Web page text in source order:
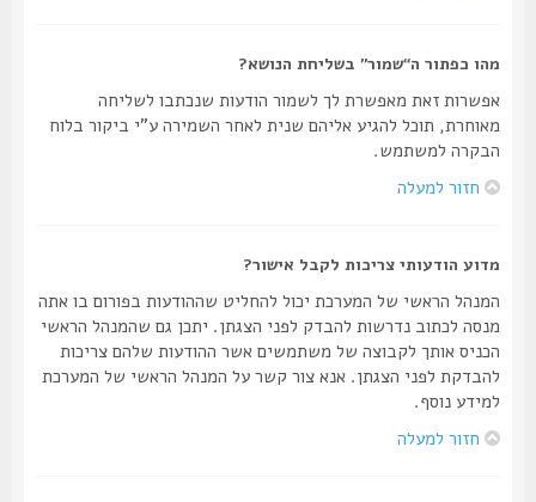
מהו כפתור ה“שמור” בשליחת הנושא?
אפשרות זאת מאפשרת לך לשמור הודעות שנכתבו לשליחה
מאוחרת, תוכל להגיע אליהם שנית לאחר השמירה ע"י ביקור בלוח
הבקרה למשתמש.
חזור למעלה
מדוע הודעותי צריכות לקבל אישור?
המנהל הראשי של המערכת יכול להחליט שההודעות בפורום בו אתה
מנסה לכתוב נדרשות להבדק לפני הצגתן. יתכן גם שהמנהל הראשי
הכניס אותך לקבוצה של משתמשים אשר ההודעות שלהם צריכות
להבדקת לפני הצגתן. אנא צור קשר על המנהל הראשי של המערכת
למידע נוסף.
חזור למעלה